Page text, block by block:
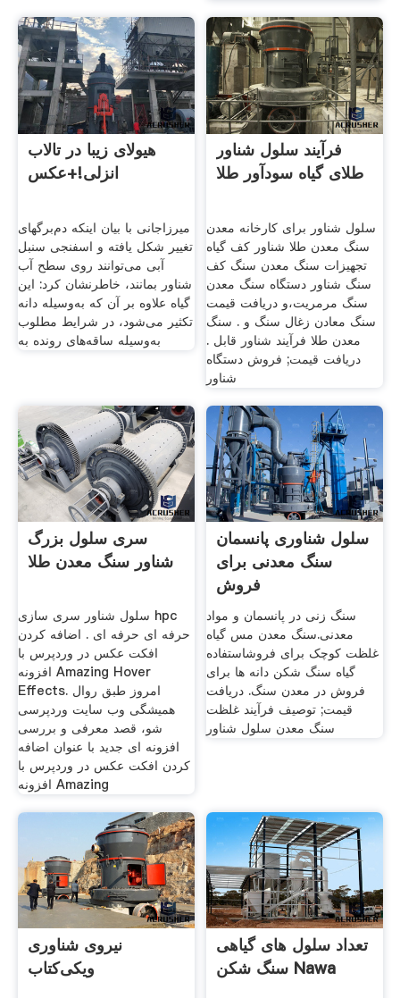
هیولای زیبا در تالاب
انزلی!+عکس
میرزاجانی با بیان اینکه دم‌برگهای
تغییر شکل یافته‌ و اسفنجی سنبل
آبی می‌توانند روی سطح آب
شناور بمانند، خاطرنشان کرد: این
گیاه علاوه بر آن که به‌وسیله دانه
تکثیر می‌شود، در شرایط مطلوب
به‌وسیله ساقه‌های رونده به
فرآیند سلول شناور
طلای گیاه سودآور طلا
سلول شناور برای کارخانه معدن
سنگ معدن طلا شناور کف گیاه
تجهیزات سنگ معدن سنگ کف
سنگ شناور دستگاه سنگ معدن
سنگ مرمریت،و دریافت قیمت
سنگ معادن زغال سنگ و . سنگ
معدن طلا فرآیند شناور قابل .
دریافت قیمت; فروش دستگاه
شناور
سری سلول بزرگ
شناور سنگ معدن طلا
سلول شناور سری سازی hpc
حرفه ای حرفه ای . اضافه کردن
افکت عکس در وردپرس با
افزونه Amazing Hover
Effects. امروز طبق روال
همیشگی وب سایت وردپرسی
شو، قصد معرفی و بررسی
افزونه ای جدید با عنوان اضافه
کردن افکت عکس در وردپرس با
افزونه Amazing
سلول شناوری پانسمان
سنگ معدنی برای
فروش
سنگ زنی در پانسمان و مواد
معدنی.سنگ معدن مس گیاه
غلظت کوچک برای فروشاستفاده
گیاه سنگ شکن دانه ها برای
فروش در معدن سنگ. دریافت
قیمت; توصیف فرآیند غلظت
سنگ معدن سلول شناور
نیروی شناوری
ویکی‌کتاب
تعداد سلول های گیاهی
سنگ شکن Nawa